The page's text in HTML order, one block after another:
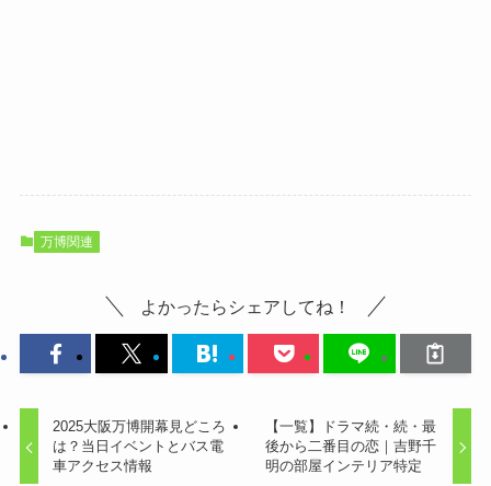
万博関連
よかったらシェアしてね！
2025大阪万博開幕見どころ
は？当日イベントとバス電
車アクセス情報
【一覧】ドラマ続・続・最
後から二番目の恋｜吉野千
明の部屋インテリア特定